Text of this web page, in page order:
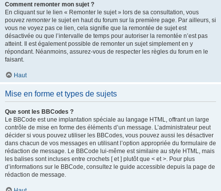
Comment remonter mon sujet ?
En cliquant sur le lien « Remonter le sujet » lors de sa consultation, vous
pouvez remonterle sujet en haut du forum sur la première page. Par ailleurs, si
vous ne voyez pas ce lien, cela signifie que la remontée de sujet est
désactivée ou que l’intervalle de temps pour autoriser la remontée n’est pas
atteint. Il est également possible de remonter un sujet simplement en y
répondant. Néanmoins, assurez-vous de respecter les règles du forum en le
faisant.
Haut
Mise en forme et types de sujets
Que sont les BBCodes ?
Le BBCode est une implantation spéciale au langage HTML, offrant un large
contrôle de mise en forme des éléments d’un message. L’administrateur peut
décider si vous pouvez utiliser les BBCodes, vous pouvez aussi les désactiver
dans chacun de vos messages en utilisant l’option appropriée du formulaire de
rédaction de message. Le BBCode lui-même est similaire au style HTML, mais
les balises sont incluses entre crochets [ et ] plutôt que < et >. Pour plus
d’informations sur le BBCode, consultez le guide accessible depuis la page de
rédaction de message.